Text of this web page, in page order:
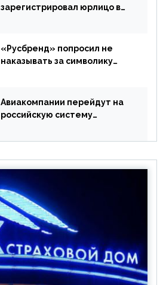
зарегистрировал юрлицо в
«Русбренд» попросил не
наказывать за символику
Авиакомпании перейдут на
российскую систему